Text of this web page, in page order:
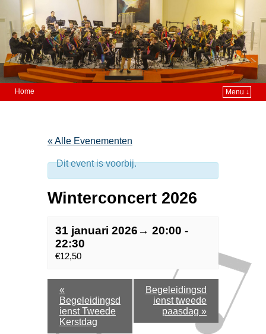
Home Menu ↓
« Alle Evenementen
Dit event is voorbij.
Winterconcert 2026
31 januari 2026→ 20:00 -
22:30
€12,50
«
Begeleidingsd
ienst Tweede
Kerstdag
Begeleidingsd
ienst tweede
paasdag »